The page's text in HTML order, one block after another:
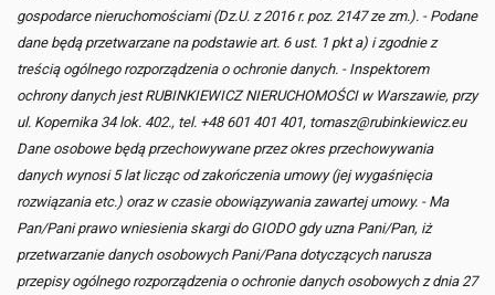
gospodarce nieruchomościami (Dz.U. z 2016 r. poz. 2147 ze zm.). - Podane
dane będą przetwarzane na podstawie art. 6 ust. 1 pkt a) i zgodnie z
treścią ogólnego rozporządzenia o ochronie danych. - Inspektorem
ochrony danych jest RUBINKIEWICZ NIERUCHOMOŚCI w Warszawie, przy
ul. Kopernika 34 lok. 402., tel. +48 601 401 401, tomasz@rubinkiewicz.eu
Dane osobowe będą przechowywane przez okres przechowywania
danych wynosi 5 lat licząc od zakończenia umowy (jej wygaśnięcia
rozwiązania etc.) oraz w czasie obowiązywania zawartej umowy. - Ma
Pan/Pani prawo wniesienia skargi do GIODO gdy uzna Pani/Pan, iż
przetwarzanie danych osobowych Pani/Pana dotyczących narusza
przepisy ogólnego rozporządzenia o ochronie danych osobowych z dnia 27